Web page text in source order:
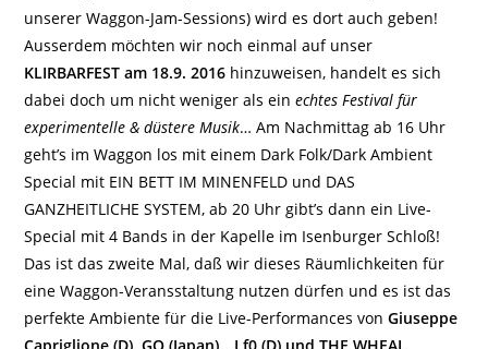
unserer Waggon-Jam-Sessions) wird es dort auch geben!
Ausserdem möchten wir noch einmal auf unser
KLIRBARFEST am 18.9. 2016 hinzuweisen, handelt es sich
dabei doch um nicht weniger als einechtes Festival für
experimentelle & düstere Musik… Am Nachmittag ab 16 Uhr
geht’s im Waggon los mit einem Dark Folk/Dark Ambient
Special mit EIN BETT IM MINENFELD und DAS
GANZHEITLICHE SYSTEM, ab 20 Uhr gibt’s dann ein Live-
Special mit 4 Bands in der Kapelle im Isenburger Schloß!
Das ist das zweite Mal, daß wir dieses Räumlichkeiten für
eine Waggon-Veransstaltung nutzen dürfen und es ist das
perfekte Ambiente für die Live-Performances vonGiuseppe